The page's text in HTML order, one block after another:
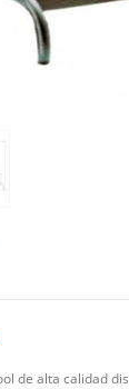
de alta calidad